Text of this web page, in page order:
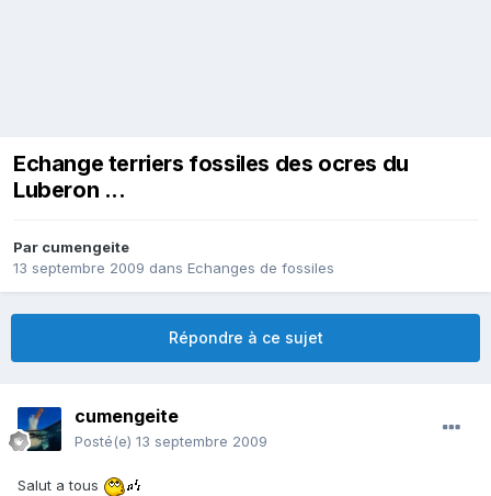
Echange terriers fossiles des ocres du
Luberon ...
Par cumengeite
13 septembre 2009 dans Echanges de fossiles
Répondre à ce sujet
cumengeite
Posté(e) 13 septembre 2009
Salut a tous